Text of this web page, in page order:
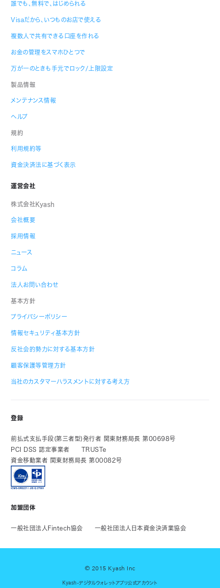
誰でも、無料で、はじめられる
Visaだから、いつものお店で使える
複数人で共有できる口座を作れる
お金の管理をスマホひとつで
万が一のときも手元でロック/上限設定
製品情報
メンテナンス情報
ヘルプ
規約
利用規約等
資金決済法に基づく表示
運営会社
株式会社Kyash
会社概要
採用情報
ニュース
コラム
法人お問い合わせ
基本方針
プライバシーポリシー
情報セキュリティ基本方針
反社会的勢力に対する基本方針
顧客保護等管理方針
当社のカスタマーハラスメントに対する考え方
登録
前払式支払手段(第三者型)発行者 関東財務局長 第00698号
PCI DSS 認定事業者
TRUSTe
資金移動業者 関東財務局長 第00082号
加盟団体
一般社団法人Fintech協会 一般社団法人日本資金決済業協会
© 2015 Kyash Inc
Kyash-デジタルウォレットアプリ公式アカウント